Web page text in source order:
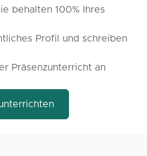
behalten 100% Ihres
Profil und schreiben
Präsenzunterricht an